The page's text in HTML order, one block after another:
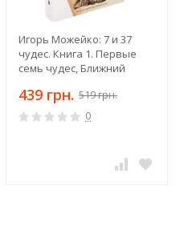
Игорь Можейко: 7 и 37
чудес. Книга 1. Первые
семь чудес, Ближний
439 грн. 519 грн.
0